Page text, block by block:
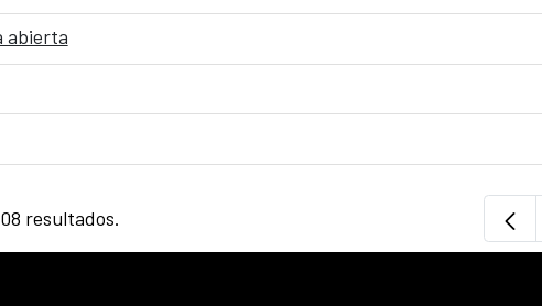
abierta
resultados.